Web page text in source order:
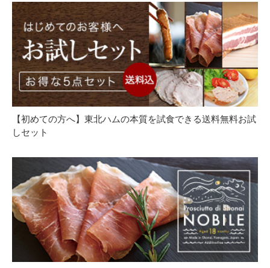
【初めての方へ】東北ハムの本質を試食できる送料無料お試
しセット